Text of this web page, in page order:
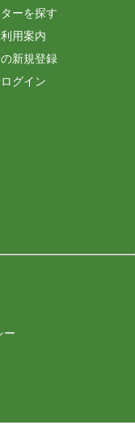
ーを探す
用案内
新規登録
グイン
ー